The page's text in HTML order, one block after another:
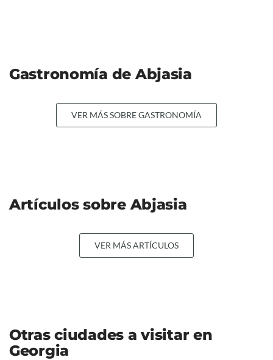
Gastronomía de Abjasia
VER MÁS SOBRE GASTRONOMÍA
Artículos sobre Abjasia
VER MÁS ARTÍCULOS
Otras ciudades a visitar en
Georgia